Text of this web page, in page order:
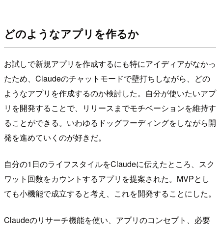
どのようなアプリを作るか
お試しで新規アプリを作成するにも特にアイディアがなかっ
たため、Claudeのチャットモードで壁打ちしながら、どの
ようなアプリを作成するのか検討した。自分が使いたいアプ
リを開発することで、リリースまでモチベーションを維持す
ることができる。いわゆるドッグフーディングをしながら開
発を進めていくのが好きだ。
自分の1日のライフスタイルをClaudeに伝えたところ、スク
ワット回数をカウントするアプリを提案された。MVPとし
ても小機能で成立すると考え、これを開発することにした。
Claudeのリサーチ機能を使い、アプリのコンセプト、必要